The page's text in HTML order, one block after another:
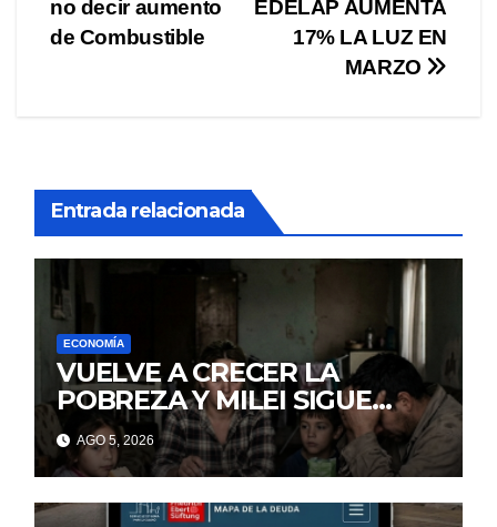
entradas
EDELAP AUMENTA
17% LA LUZ EN
MARZO
no decir aumento
de Combustible
Entrada relacionada
ECONOMÍA
VUELVE A CRECER LA
POBREZA Y MILEI SIGUE
MINTIENDO
AGO 5, 2026